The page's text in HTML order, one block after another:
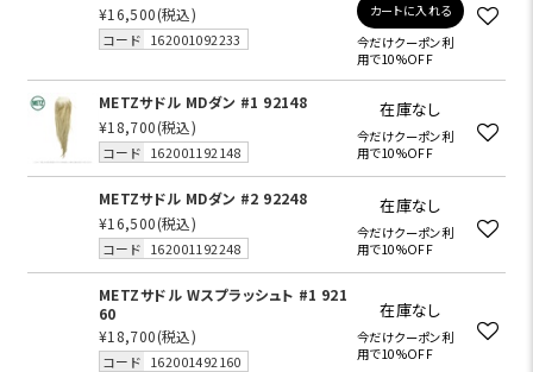
¥16,500(税込)
コード 162001092233
カートに入れる
今だけクーポン利
用で10%OFF
METZサドル MDダン #1 92148
¥18,700(税込)
コード 162001192148
在庫なし
今だけクーポン利
用で10%OFF
METZサドル MDダン #2 92248
¥16,500(税込)
コード 162001192248
在庫なし
今だけクーポン利
用で10%OFF
METZサドル Wスプラッシュト #1 921
60
¥18,700(税込)
コード 162001492160
在庫なし
今だけクーポン利
用で10%OFF